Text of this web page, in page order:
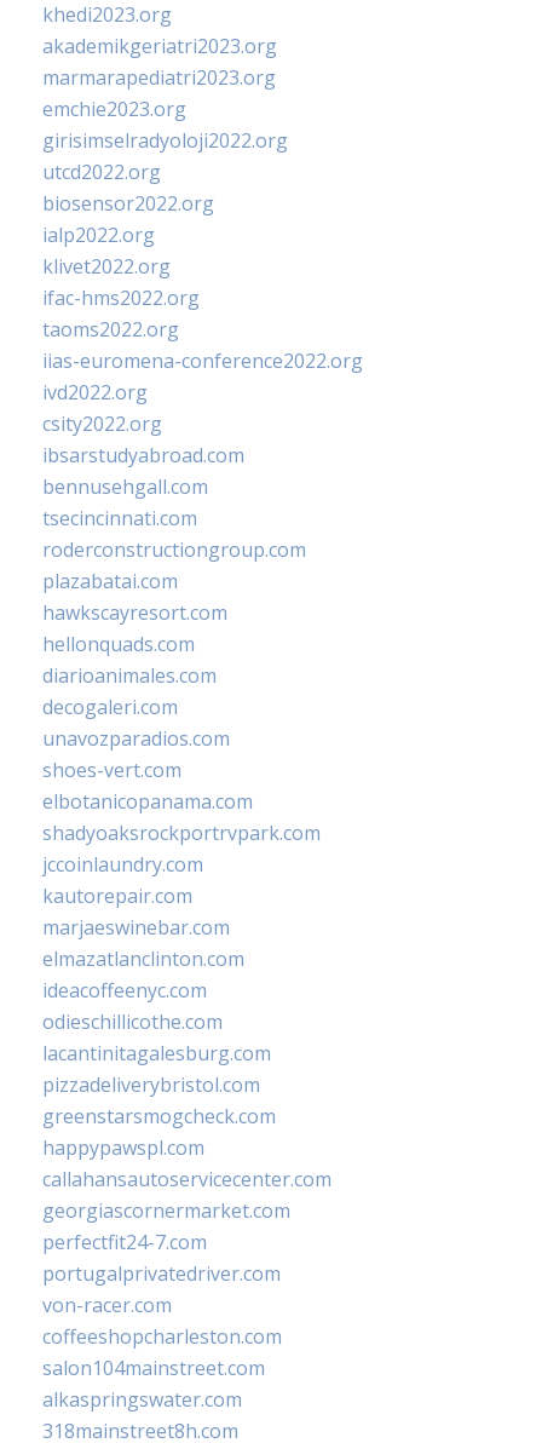
khedi2023.org
akademikgeriatri2023.org
marmarapediatri2023.org
emchie2023.org
girisimselradyoloji2022.org
utcd2022.org
biosensor2022.org
ialp2022.org
klivet2022.org
ifac-hms2022.org
taoms2022.org
iias-euromena-conference2022.org
ivd2022.org
csity2022.org
ibsarstudyabroad.com
bennusehgall.com
tsecincinnati.com
roderconstructiongroup.com
plazabatai.com
hawkscayresort.com
hellonquads.com
diarioanimales.com
decogaleri.com
unavozparadios.com
shoes-vert.com
elbotanicopanama.com
shadyoaksrockportrvpark.com
jccoinlaundry.com
kautorepair.com
marjaeswinebar.com
elmazatlanclinton.com
ideacoffeenyc.com
odieschillicothe.com
lacantinitagalesburg.com
pizzadeliverybristol.com
greenstarsmogcheck.com
happypawspl.com
callahansautoservicecenter.com
georgiascornermarket.com
perfectfit24-7.com
portugalprivatedriver.com
von-racer.com
coffeeshopcharleston.com
salon104mainstreet.com
alkaspringswater.com
318mainstreet8h.com